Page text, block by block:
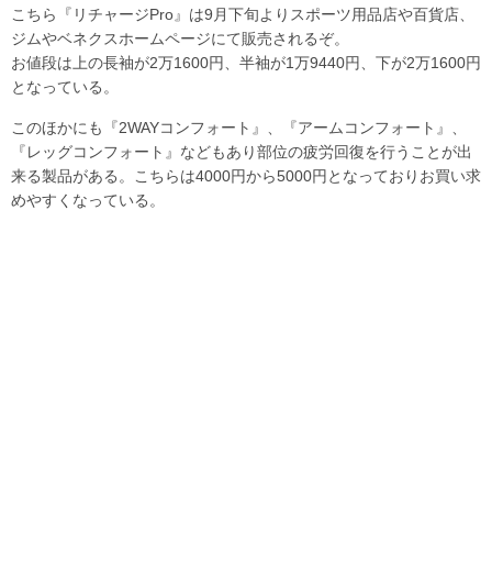
こちら『リチャージPro』は9月下旬よりスポーツ用品店や百貨店、
ジムやベネクスホームページにて販売されるぞ。
お値段は上の長袖が2万1600円、半袖が1万9440円、下が2万1600円
となっている。
このほかにも『2WAYコンフォート』、『アームコンフォート』、
『レッグコンフォート』などもあり部位の疲労回復を行うことが出
来る製品がある。こちらは4000円から5000円となっておりお買い求
めやすくなっている。